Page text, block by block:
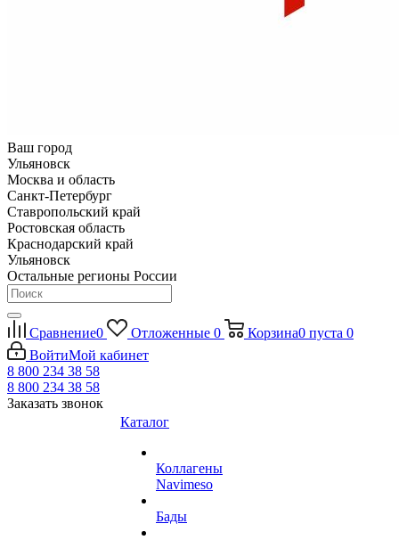
Ваш город
Ульяновск
Москва и область
Санкт-Петербург
Ставропольский край
Ростовская область
Краснодарский край
Ульяновск
Остальные регионы России
Сравнение0 Отложенные 0 Корзина0 пуста 0
ВойтиМой кабинет
8 800 234 38 58
8 800 234 38 58
Заказать звонок
Каталог
Коллагены
Navimeso
Бады